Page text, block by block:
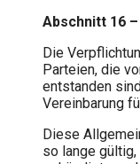
Abschnitt 16
Die
Parteien, die
entstanden
Vereinbarung
Diese
so lange